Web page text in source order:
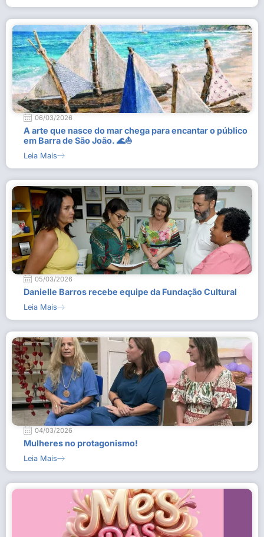
06/03/2026
A arte que nasce do mar chega para encantar o público
em Barra de São João. 🌊⛵
Leia Mais
05/03/2026
Danielle Barros recebe equipe da Fundação Cultural
Leia Mais
04/03/2026
Mulheres no protagonismo!
Leia Mais